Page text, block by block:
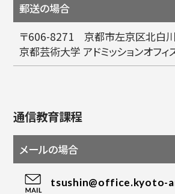
郵送の場合
〒606-8271 京都市左京区北白
京都芸術大学 アドミッションオフィ
通信教育課程
メールの場合
tsushin@office.kyoto-